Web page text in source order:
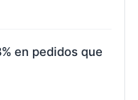
en pedidos que